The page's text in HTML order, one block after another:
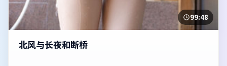
99:48
北风与长夜和断桥